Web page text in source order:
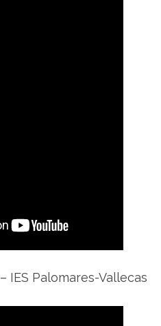
– IES Palomares-Vallecas